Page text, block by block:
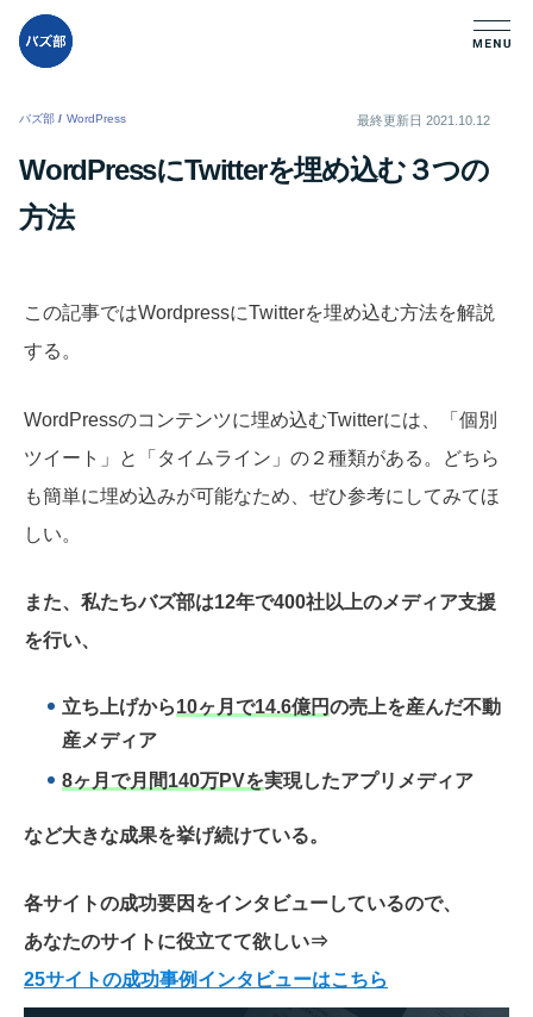
バズ部 / WordPress 最終更新日 2021.10.12
WordPressにTwitterを埋め込む３つの
方法
この記事ではWordpressにTwitterを埋め込む方法を解説
する。
WordPressのコンテンツに埋め込むTwitterには、「個別
ツイート」と「タイムライン」の２種類がある。どちら
も簡単に埋め込みが可能なため、ぜひ参考にしてみてほ
しい。
また、私たちバズ部は12年で400社以上のメディア支援
を行い、
立ち上げから10ヶ月で14.6億円の売上を産んだ不動
産メディア
8ヶ月で月間140万PVを実現したアプリメディア
など大きな成果を挙げ続けている。
各サイトの成功要因をインタビューしているので、
あなたのサイトに役立てて欲しい⇒
25サイトの成功事例インタビューはこちら